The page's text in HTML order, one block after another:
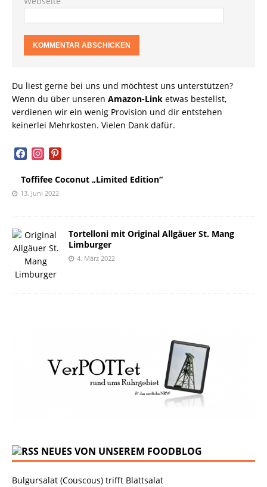
Du liest gerne bei uns und möchtest uns unterstützen?
Wenn du über unseren Amazon-Link etwas bestellst,
verdienen wir ein wenig Provision und dir entstehen
keinerlei Mehrkosten. Vielen Dank dafür.
facebookinstagram
pinterest
Toffifee Coconut „Limited Edition“
13. Juni 2022
Tortelloni mit Original Allgäuer St. Mang
Limburger
4. März 2022
NEUES VON UNSEREM FOODBLOG
Bulgursalat (Couscous) trifft Blattsalat